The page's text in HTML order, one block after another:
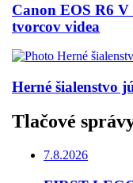
Canon EOS R6
tvorcov videa
Herné šialenstvo
Tlačové
7.8.2026